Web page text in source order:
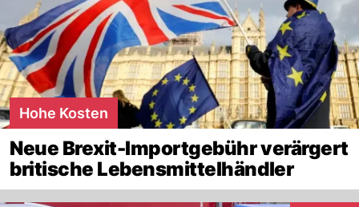
Hohe Kosten
Neue Brexit-Importgebühr verärgert
britische Lebensmittelhändler